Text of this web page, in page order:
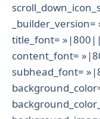
_builder_version=
title_font=
content_font=
subhead_font=